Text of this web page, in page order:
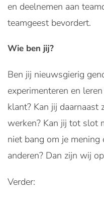
en deelnemen aan
teamgeest bevordert.
Wie ben jij?
Ben jij nieuwsgierig
experimenteren en
klant? Kan jij daarnaast
werken? Kan jij tot slot
niet bang om je mening
anderen? Dan zijn wij
Verder: